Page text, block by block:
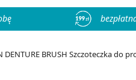
DENTURE BRUSH Szczoteczka do